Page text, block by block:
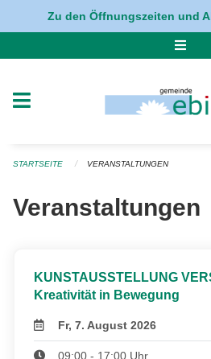
Navigation überspringen
Zu den Öffnungszeiten und
STARTSEITE VERANSTALTUNGEN
Veranstaltungen
KUNSTAUSSTELLUNG
Kreativität in Bewegung
Fr, 7. August 2026
09:00 - 17:00 Uhr